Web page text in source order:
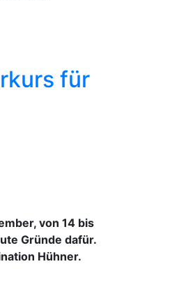
für
von 14 bis
Gründe dafür.
Hühner.